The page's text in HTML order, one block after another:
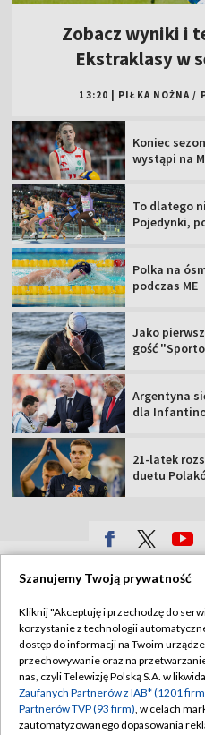
Zobacz wyniki i
Ekstraklasy w
13:20 PIŁKA NOŻNA /
Koniec
wystąpi na
To dlatego
Pojedynki,
Polka na
podczas ME
Jako
gość
Argentyna
dla
21-latek
duetu
Biuro
Oferta
Polityka
Biuro
Szanujemy Twoją prywatność
Kliknij "Akceptuję i przechodzę do
korzystanie z technologii
dostęp do informacji na Twoim
przechowywanie oraz na
nas, czyli Telewizję Polską S.A. w
Zaufanych Partnerów z IAB* (1201
Partnerów TVP (93 firm), w celach
zautomatyzowanego dopasowania